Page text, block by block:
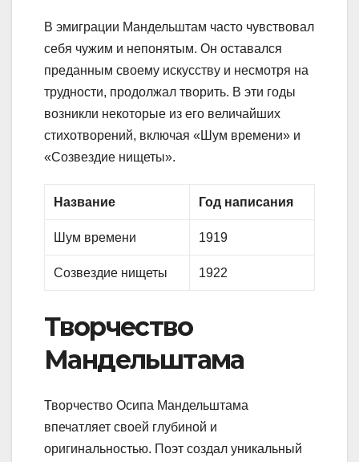
В эмиграции Мандельштам часто чувствовал
себя чужим и непонятым. Он оставался
преданным своему искусству и несмотря на
трудности, продолжал творить. В эти годы
возникли некоторые из его величайших
стихотворений, включая «Шум времени» и
«Созвездие нищеты».
Название Год написания
Шум времени 1919
Созвездие нищеты 1922
Творчество
Мандельштама
Творчество Осипа Мандельштама
впечатляет своей глубиной и
оригинальностью. Поэт создал уникальный